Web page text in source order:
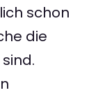
schon
die